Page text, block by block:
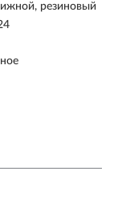
резиновый